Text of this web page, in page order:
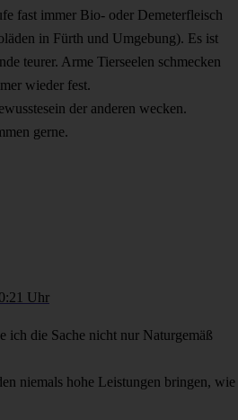
fast immer Bio- oder Demeterfleisch
in Fürth und Umgebung). Es ist
teurer. Arme Tierseelen schmecken
wieder fest.
der anderen wecken.
gerne.
Uhr
ich die Sache nicht nur Naturgemäß
niemals hohe Leistungen bringen, wie